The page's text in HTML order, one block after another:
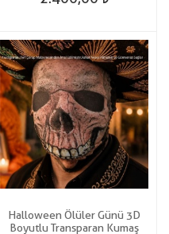
Halloween Ölüler Günü 3D
Boyutlu Transparan Kumaş